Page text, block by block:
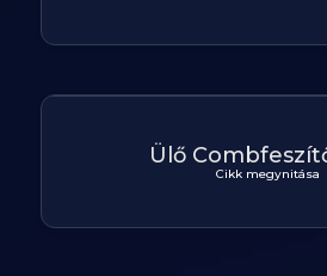
Ülő
Cikk megynitása